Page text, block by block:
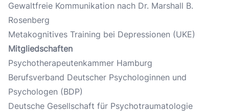
Gewaltfreie Kommunikation nach Dr. Marshall B.
Rosenberg
Metakognitives Training bei Depressionen (UKE)
Mitgliedschaften
Psychotherapeutenkammer Hamburg
Berufsverband Deutscher Psychologinnen und
Psychologen (BDP)
Deutsche Gesellschaft für Psychotraumatologie